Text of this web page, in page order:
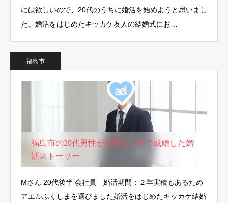
には欲しいので、20代のうちに婚活を始めようと思いまし
た。婚活をはじめたキッカケ友人の結婚式にお…
福島市
福島市の20代男性が交際５ヶ月で成婚した婚
活ストーリー
Mさん 20代後半 会社員 婚活期間：２年実積もあるため
アエルふくしまを選びました婚活をはじめたキッカケ結婚